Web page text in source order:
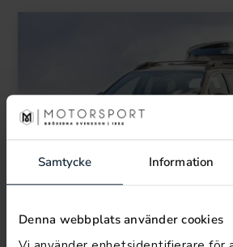
Samtycke Information
Denna webbplats använder cookies